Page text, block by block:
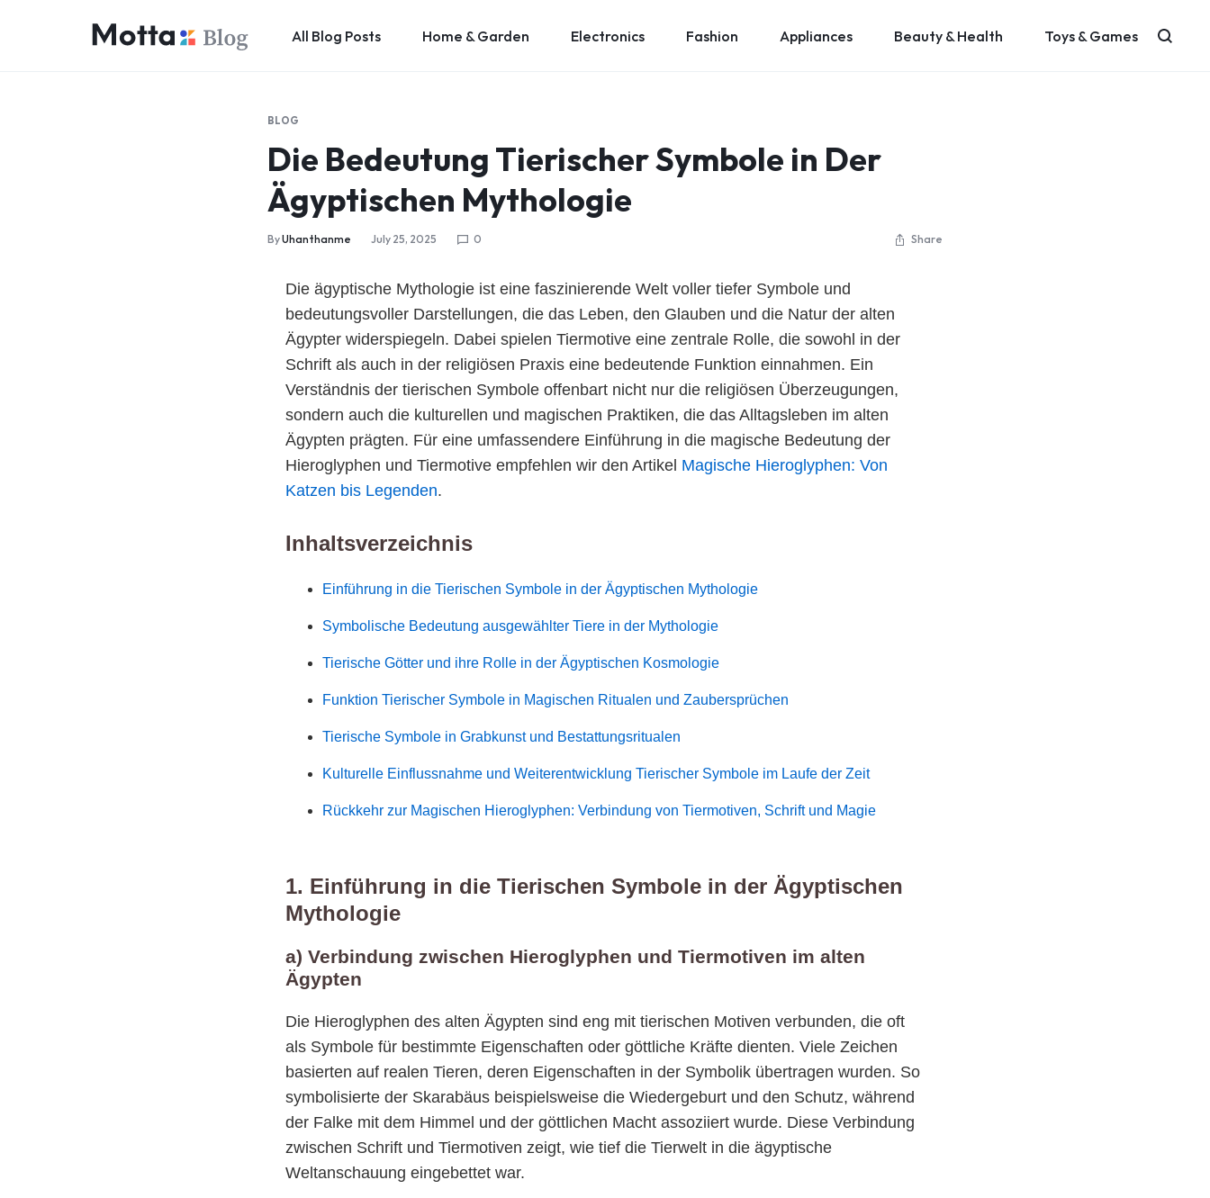
All Blog Posts Home & Garden Electronics Fashion Appliances Beauty & Health Toys & Games
BLOG
Die Bedeutung Tierischer Symbole in Der
Ägyptischen Mythologie
ByUhanthanme July 25, 2025 0 Share
Die ägyptische Mythologie ist eine faszinierende Welt voller tiefer Symbole und
bedeutungsvoller Darstellungen, die das Leben, den Glauben und die Natur der alten
Ägypter widerspiegeln. Dabei spielen Tiermotive eine zentrale Rolle, die sowohl in der
Schrift als auch in der religiösen Praxis eine bedeutende Funktion einnahmen. Ein
Verständnis der tierischen Symbole offenbart nicht nur die religiösen Überzeugungen,
sondern auch die kulturellen und magischen Praktiken, die das Alltagsleben im alten
Ägypten prägten. Für eine umfassendere Einführung in die magische Bedeutung der
Hieroglyphen und Tiermotive empfehlen wir den Artikel Magische Hieroglyphen: Von
Katzen bis Legenden.
Inhaltsverzeichnis
Einführung in die Tierischen Symbole in der Ägyptischen Mythologie
Symbolische Bedeutung ausgewählter Tiere in der Mythologie
Tierische Götter und ihre Rolle in der Ägyptischen Kosmologie
Funktion Tierischer Symbole in Magischen Ritualen und Zaubersprüchen
Tierische Symbole in Grabkunst und Bestattungsritualen
Kulturelle Einflussnahme und Weiterentwicklung Tierischer Symbole im Laufe der Zeit
Rückkehr zur Magischen Hieroglyphen: Verbindung von Tiermotiven, Schrift und Magie
1. Einführung in die Tierischen Symbole in der Ägyptischen
Mythologie
a) Verbindung zwischen Hieroglyphen und Tiermotiven im alten
Ägypten
Die Hieroglyphen des alten Ägypten sind eng mit tierischen Motiven verbunden, die oft
als Symbole für bestimmte Eigenschaften oder göttliche Kräfte dienten. Viele Zeichen
basierten auf realen Tieren, deren Eigenschaften in der Symbolik übertragen wurden. So
symbolisierte der Skarabäus beispielsweise die Wiedergeburt und den Schutz, während
der Falke mit dem Himmel und der göttlichen Macht assoziiert wurde. Diese Verbindung
zwischen Schrift und Tiermotiven zeigt, wie tief die Tierwelt in die ägyptische
Weltanschauung eingebettet war.